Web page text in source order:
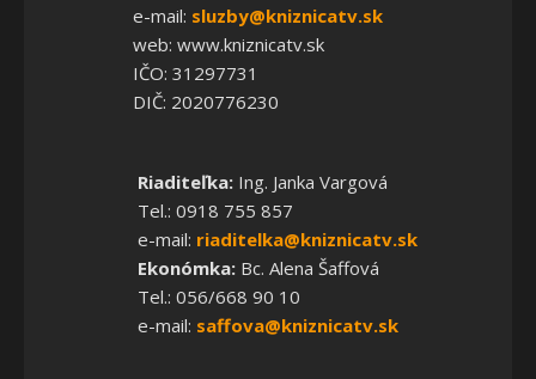
e-mail: sluzby@kniznicatv.sk
web: www.kniznicatv.sk
IČO: 31297731
DIČ: 2020776230
Riaditeľka:Ing. Janka Vargová
Tel.: 0918 755 857
e-mail: riaditelka@kniznicatv.sk
Ekonómka:Bc. Alena Šaffová
Tel.: 056/668 90 10
e-mail: saffova@kniznicatv.sk